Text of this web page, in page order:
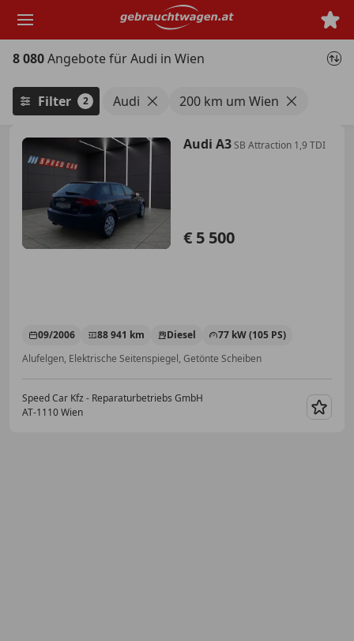
Hauptinhalt
8 080Angebote für Audi in Wien
Filter 2 Audi 200 km um Wien
Audi A3SB Attraction 1,9 TDI
€ 5 500
09/2006 88 941 km Diesel
77 kW (105 PS)
Alufelgen, Elektrische Seitenspiegel, Getönte Scheiben
Speed Car Kfz - Reparaturbetriebs GmbH
AT-1110 Wien